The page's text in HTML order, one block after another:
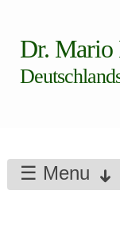
Dr.
☰ Menu